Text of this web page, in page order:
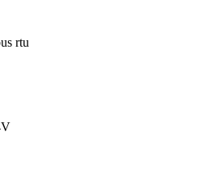
rtu